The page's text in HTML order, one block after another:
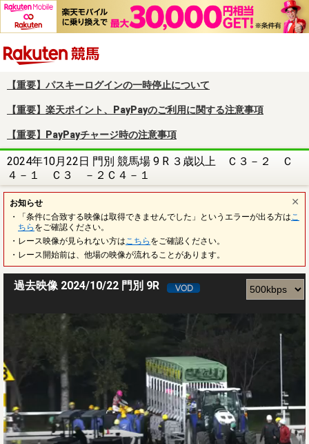
【重要】パスキーログインの一時停止について
【重要】楽天ポイント、PayPayのご利用に関する注意事項
【重要】PayPayチャージ時の注意事項
2024年10月22日 門別 競馬場 9 R ３歳以上 Ｃ３－２ Ｃ
４－１ Ｃ３ －２Ｃ４－１
お知らせ
・「条件に合致する映像は取得できませんでした」というエラーが出る方は こ
ちら をご確認ください。
・レース映像が見られない方は こちら をご確認ください。
・レース開始前は、他場の映像が流れることがあります。
過去映像 2024/10/22 門別 9R